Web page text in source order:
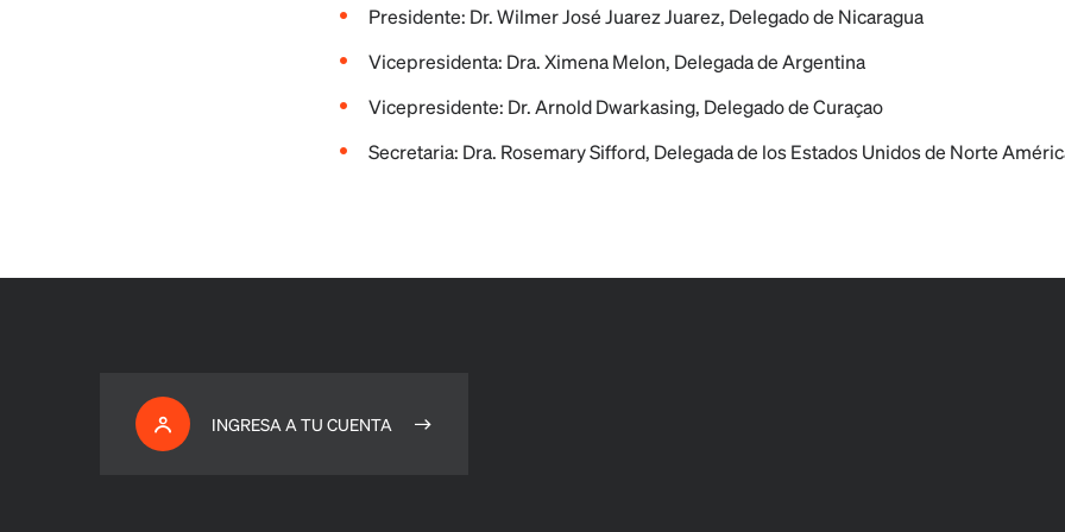
Presidente: Dr. Wilmer José Juarez Juarez, Delegado de Nicaragua
Vicepresidenta: Dra. Ximena Melon, Delegada de Argentina
Vicepresidente: Dr. Arnold Dwarkasing, Delegado de Curaçao
Secretaria: Dra. Rosemary Sifford, Delegada de los Estados Unidos de Norte
INGRESA A TU CUENTA